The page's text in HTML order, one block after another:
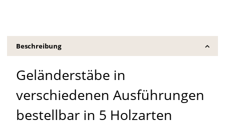
Beschreibung
Geländerstäbe in
verschiedenen Ausführungen
bestellbar in 5 Holzarten